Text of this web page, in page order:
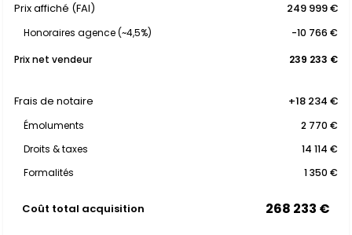
Prix affiché (FAI) 249 999 €
Honoraires agence (~4,5%)
-10 766 €
Prix net vendeur
239 233 €
Frais de notaire +18 234 €
Émoluments
2 770 €
Droits & taxes
14 114 €
Formalités
1 350 €
Coût total acquisition 268 233 €